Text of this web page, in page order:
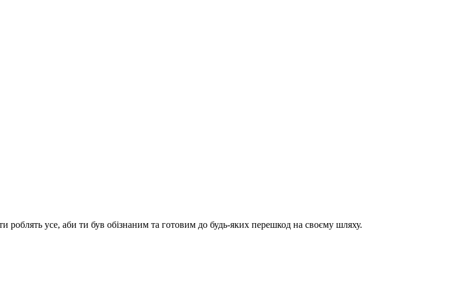
усе, аби ти був обізнаним та готовим до будь-яких перешкод на своєму шляху.